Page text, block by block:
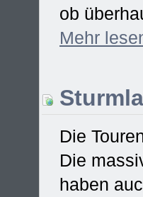
ob
Mehr
Die
Die
haben